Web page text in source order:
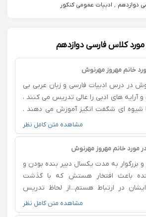
دوازدهم , ادبیات عمومی کنکور
کلاس فارسی دوازدهم
خانم مهروز مهرنوش
در درس ادبیات فارسی و زبان عربی بی
آرایه های ادبی را عالی تدریس می کنند ،
شیوه ای شگفت انگیز آموزش می دهند .
ذکر جزئیات و مثال های متعدد و نمونه
می دهند . بسیار باشخصیت ، مهربان ،
. به لطف الهی خیر و برکت در زندگی
مشاهده متن کامل نظر
مورد خانم مهروز مهرنوش
بزرگوار به مدت یکسال دبیر بنده بودن و
باعث افتخار هستش که با گذشت
در ارتباط هستم...از لحاظ تدریس
هستند و تمامی نکات لازم را بیان
تدریس بسیار آموزگار خوبی هستند
مشاهده متن کامل نظر